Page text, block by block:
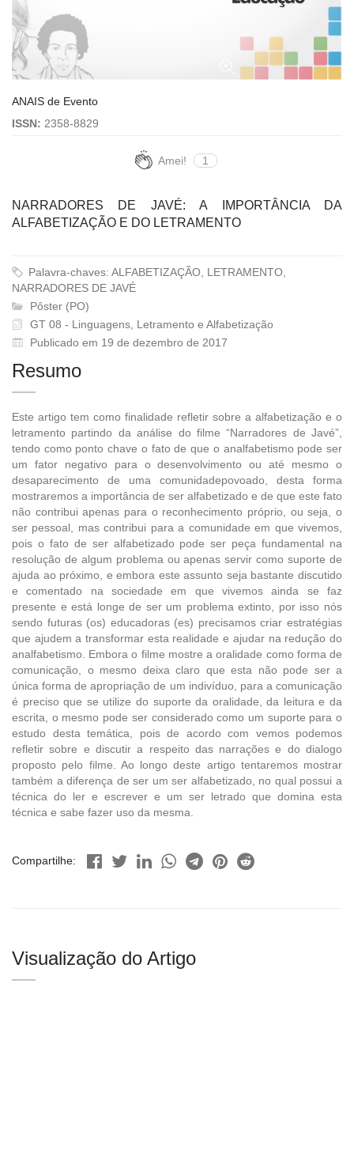
ANAIS de Evento
ISSN: 2358-8829
Amei! 1
NARRADORES DE JAVÉ: A IMPORTÂNCIA DA
ALFABETIZAÇÃO E DO LETRAMENTO
Palavra-chaves: ALFABETIZAÇÃO, LETRAMENTO,
NARRADORES DE JAVÉ
Pôster (PO)
GT 08 - Linguagens, Letramento e Alfabetização
Publicado em 19 de dezembro de 2017
Resumo
Este artigo tem como finalidade refletir sobre a alfabetização e o
letramento partindo da análise do filme “Narradores de Javé”,
tendo como ponto chave o fato de que o analfabetismo pode ser
um fator negativo para o desenvolvimento ou até mesmo o
desaparecimento de uma comunidadepovoado, desta forma
mostraremos a importância de ser alfabetizado e de que este fato
não contribui apenas para o reconhecimento próprio, ou seja, o
ser pessoal, mas contribui para a comunidade em que vivemos,
pois o fato de ser alfabetizado pode ser peça fundamental na
resolução de algum problema ou apenas servir como suporte de
ajuda ao próximo, e embora este assunto seja bastante discutido
e comentado na sociedade em que vivemos ainda se faz
presente e está longe de ser um problema extinto, por isso nós
sendo futuras (os) educadoras (es) precisamos criar estratégias
que ajudem a transformar esta realidade e ajudar na redução do
analfabetismo. Embora o filme mostre a oralidade como forma de
comunicação, o mesmo deixa claro que esta não pode ser a
única forma de apropriação de um indivíduo, para a comunicação
é preciso que se utilize do suporte da oralidade, da leitura e da
escrita, o mesmo pode ser considerado como um suporte para o
estudo desta temática, pois de acordo com vemos podemos
refletir sobre e discutir a respeito das narrações e do dialogo
proposto pelo filme. Ao longo deste artigo tentaremos mostrar
também a diferença de ser um ser alfabetizado, no qual possui a
técnica do ler e escrever e um ser letrado que domina esta
técnica e sabe fazer uso da mesma.
Compartilhe:
Visualização do Artigo